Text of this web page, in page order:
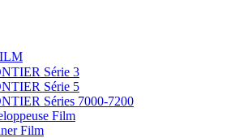
Série 3
Série 5
Séries 7000-7200
Film
Film